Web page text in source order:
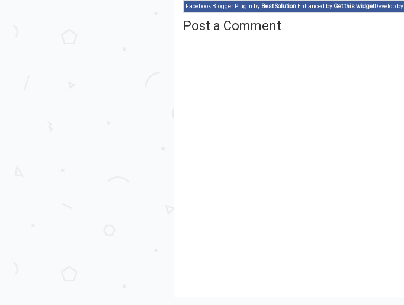
Facebook Blogger Plugin by Best SolutionEnhanced by Get this widgetDevelop by
Post a Comment